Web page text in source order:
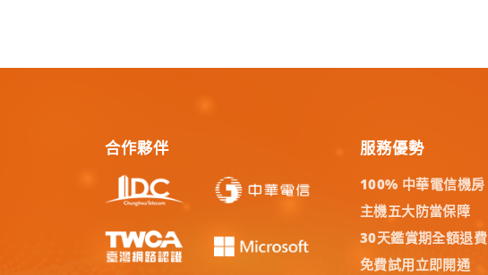
合作夥伴
服務優勢
100% 中華電信機房
主機五大防當保障
30天鑑賞期全額退費
免費試用立即開通